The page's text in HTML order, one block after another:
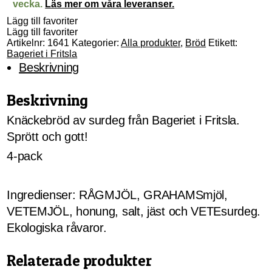
vecka. Läs mer om våra leveranser.
Lägg till favoriter
Lägg till favoriter
Artikelnr: 1641 Kategorier:Alla produkter, Bröd Etikett:
Bageriet i Fritsla
Beskrivning
Beskrivning
Knäckebröd av surdeg från Bageriet i Fritsla.
Sprött och gott!
4-pack
Ingredienser: RÅGMJÖL, GRAHAMSmjöl,
VETEMJÖL, honung, salt, jäst och VETEsurdeg.
Ekologiska råvaror.
Relaterade produkter